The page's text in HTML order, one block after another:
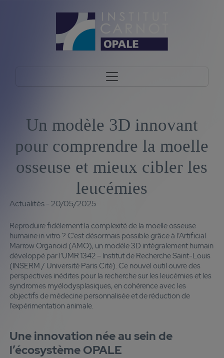
Un modèle 3D innovant
pour comprendre la moelle
osseuse et mieux cibler les
leucémies
Actualités - 20/05/2025
Reproduire fidèlement la complexité de la moelle osseuse
humaine in vitro ? C’est désormais possible grâce à l’Artificial
Marrow Organoid (AMO), un modèle 3D intégralement humain
développé par l’UMR 1342 – Institut de Recherche Saint-Louis
(INSERM / Université Paris Cité). Ce nouvel outil ouvre des
perspectives inédites pour la recherche sur les leucémies et les
syndromes myélodysplasiques, en cohérence avec les
objectifs de médecine personnalisée et de réduction de
l’expérimentation animale.
Une innovation née au sein de
l’écosystème OPALE